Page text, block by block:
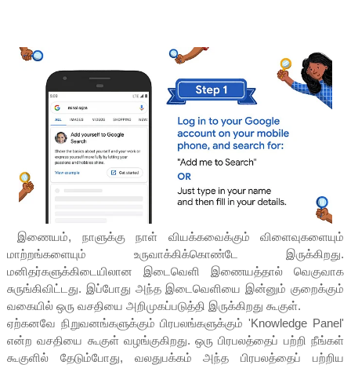
இணையம், நாளுக்கு நாள் வியக்கவைக்கும் விளைவுகளையும்
மாற்றங்களையும் உருவாக்கிக்கொண்டே இருக்கிறது.
மனிதர்களுக்கிடையிலான இடைவெளி இணையத்தால் வெகுவாக
சுருங்கிவிட்டது. இப்போது அந்த இடைவெளியை இன்னும் குறைக்கும்
வகையில் ஒரு வசதியை அறிமுகப்படுத்தி இருக்கிறது கூகுள்.
ஏற்கனவே நிறுவனங்களுக்கும் பிரபலங்களுக்கும் 'Knowledge Panel'
என்ற வசதியை கூகுள் வழங்குகிறது. ஒரு பிரபலத்தைப் பற்றி நீங்கள்
கூகுளில் தேடும்போது, வலதுபக்கம் அந்த பிரபலத்தைப் பற்றிய